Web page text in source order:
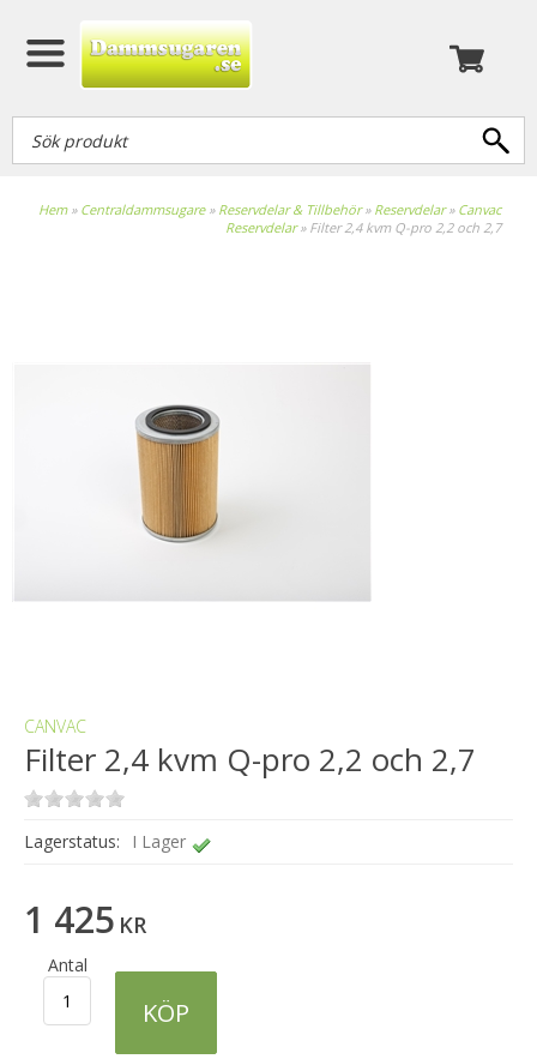
Hem» Centraldammsugare» Reservdelar & Tillbehör» Reservdelar» Canvac
Reservdelar» Filter 2,4 kvm Q-pro 2,2 och 2,7
CANVAC
Filter 2,4 kvm Q-pro 2,2 och 2,7
Lagerstatus: I Lager
1 425 KR
Antal
KÖP